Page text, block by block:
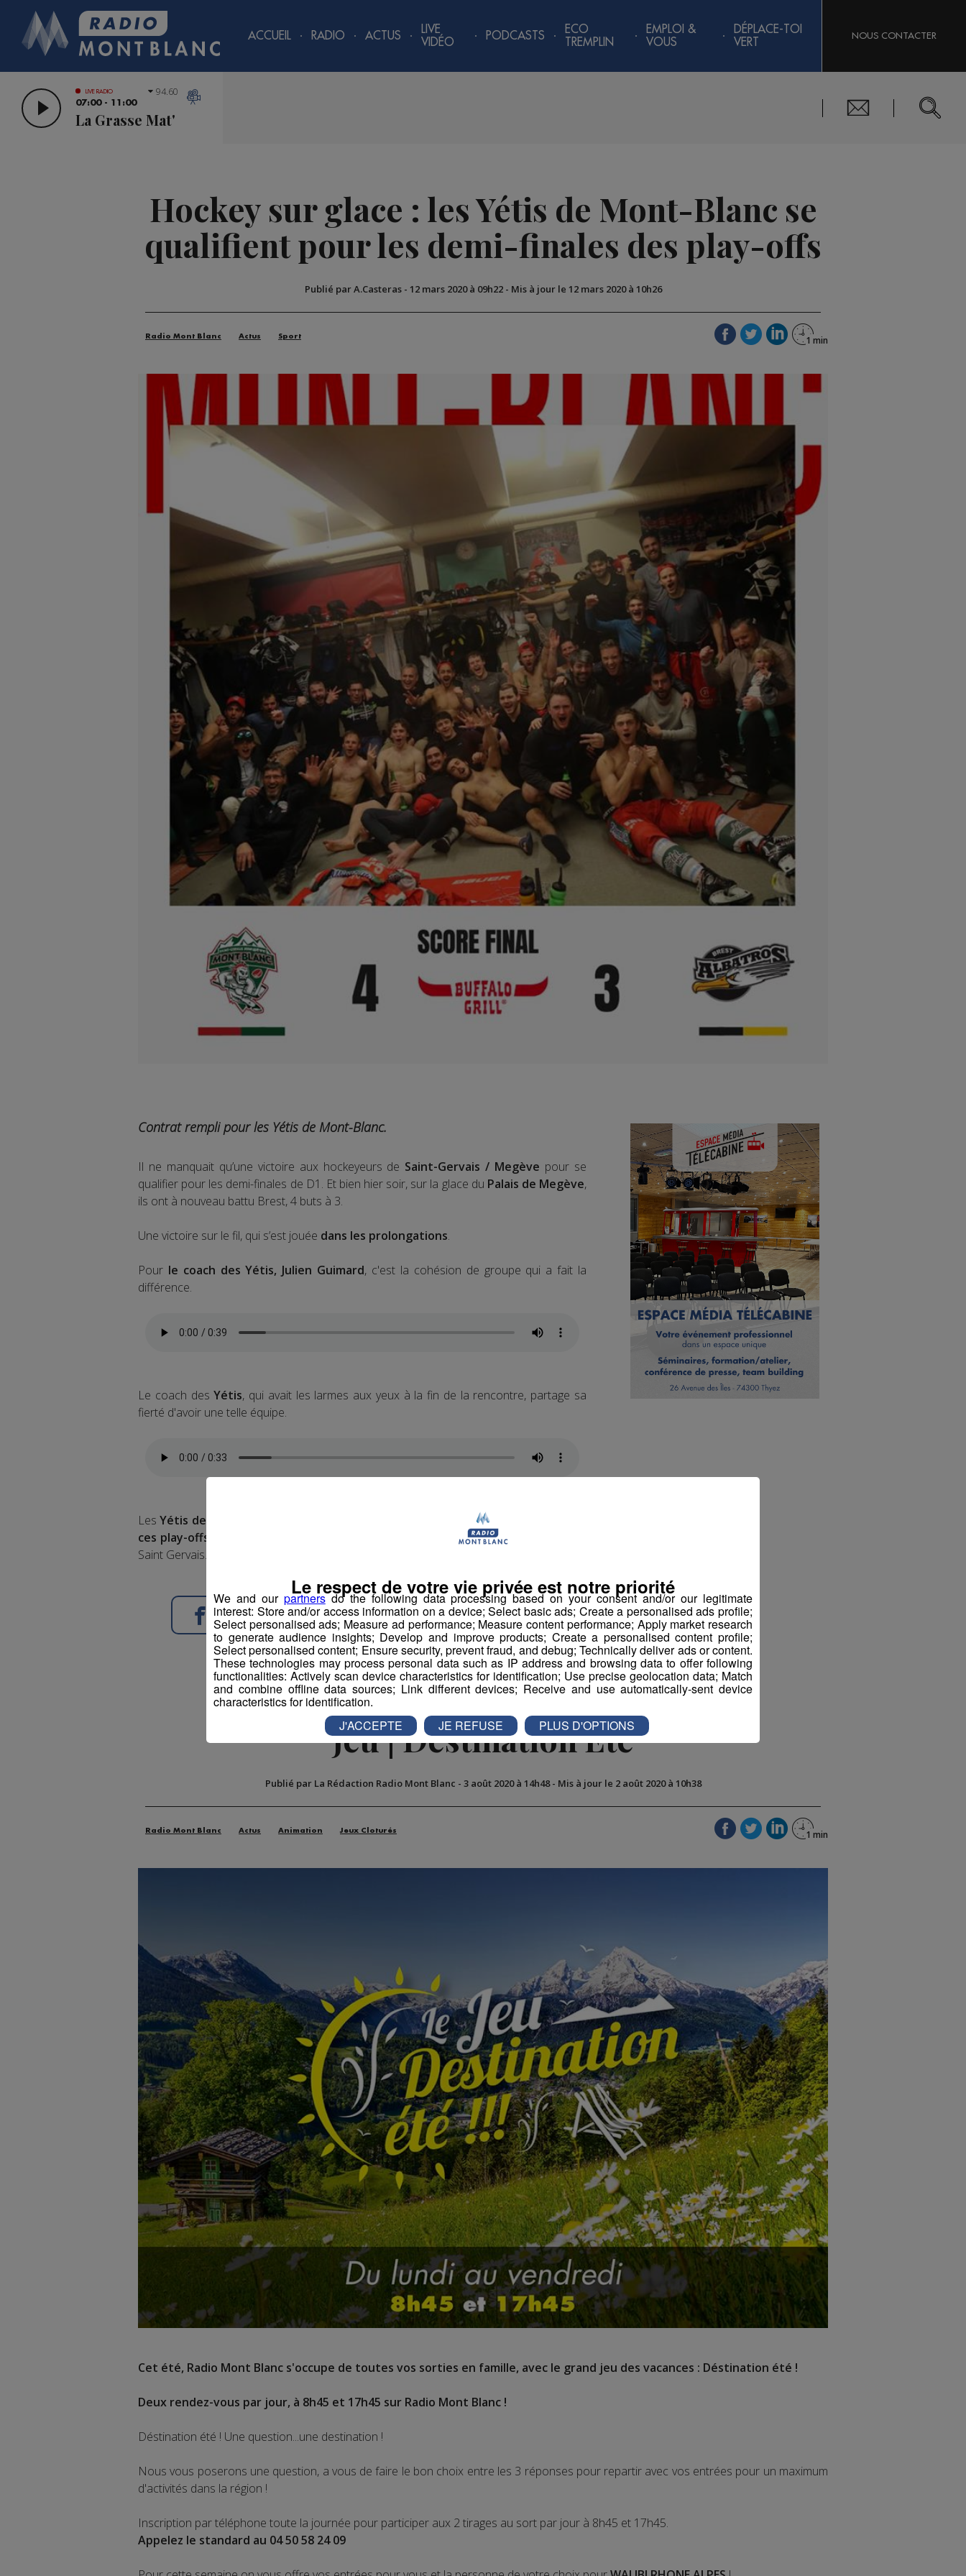
ACCUEIL RADIO ACTUS
LIVE
VIDÉO
PODCASTS
ECO
TREMPLIN
EMPLOI &
VOUS
DÉPLACE-TOI
VERT
NOUS CONTACTER
LIVE RADIO
07:00 - 11:00
La Grasse Mat'
94.60
Hockey sur glace : les Yétis de Mont-Blanc se
qualifient pour les demi-finales des play-offs
Publié par A.Casteras- 12 mars 2020 à 09h22- Mis à jour le 12 mars 2020 à 10h26
Radio Mont Blanc Actus Sport
Contrat rempli pour les Yétis de Mont-Blanc.
Il ne manquait qu’une victoire aux hockeyeurs de Saint-Gervais / Megève pour se
qualifier pour les demi-finales de D1. Et bien hier soir, sur la glace du Palais de Megève,
ils ont à nouveau battu Brest, 4 buts à 3.
Une victoire sur le fil, qui s’est jouée dans les prolongations.
Pour le coach des Yétis, Julien Guimard, c'est la cohésion de groupe qui a fait la
différence.
Le coach desYétis, qui avait les larmes aux yeux à la fin de la rencontre, partage sa
fierté d'avoir une telle équipe.
LesYétis de Mont-Blanc
adversaire pour les demi-finales de
ces play-offs de D1, ça sera Nantes
. Premier match de la série : le samedi 21 mars, à
Saint Gervais.
Partager sur Facebook Partager sur Twitter
Jeu | Destination Été
Publié par La Rédaction Radio Mont Blanc - 3 août 2020 à 14h48- Mis à jour le 2 août 2020 à 10h38
Radio Mont Blanc Actus Animation Jeux Cloturés
Cet été, Radio Mont Blanc s'occupe de toutes vos sorties en famille, avec le grand jeu des vacances : Déstination été !
Deux rendez-vous par jour, à 8h45 et 17h45 sur Radio Mont Blanc !
Déstination été ! Une question...une destination !
Nous vous poserons une question, a vous de faire le bon choix entre les 3 réponses pour repartir avec vos entrées pour un maximum
d'activités dans la région !
Inscription par téléphone toute la journée pour participer aux 2 tirages au sort par jour à 8h45 et 17h45.
Appelez le standard au 04 50 58 24 09
We and our partnersdo the following data processing based on your consent and/or our legitimate
interest: Store and/or access information on a device; Select basic ads; Create a personalised ads profile;
Select personalised ads; Measure ad performance; Measure content performance; Apply market research
to generate audience insights; Develop and improve products; Create a personalised content profile;
Select personalised content; Ensure security, prevent fraud, and debug; Technically deliver ads or content.
These technologies may process personal data such as IP address and browsing data to offer following
functionalities: Actively scan device characteristics for identification; Use precise geolocation data; Match
and combine offline data sources; Link different devices; Receive and use automatically-sent device
characteristics for identification.
Le respect de votre vie privée est notre priorité
J'ACCEPTE JE REFUSE PLUS D'OPTIONS